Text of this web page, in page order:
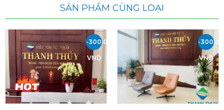
SẢN PHẨM CÙNG LOẠI
-300.000
VND
-
VND